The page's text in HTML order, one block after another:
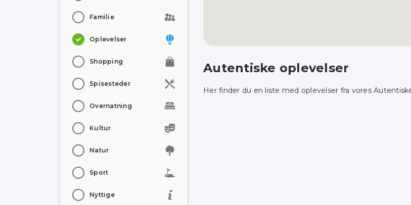
Familie
Oplevelser
Shopping
Spisesteder
Overnatning
Kultur
Natur
Sport
Nyttige
Autentiske oplevelser
Her finder du en liste med oplevelser fra vores